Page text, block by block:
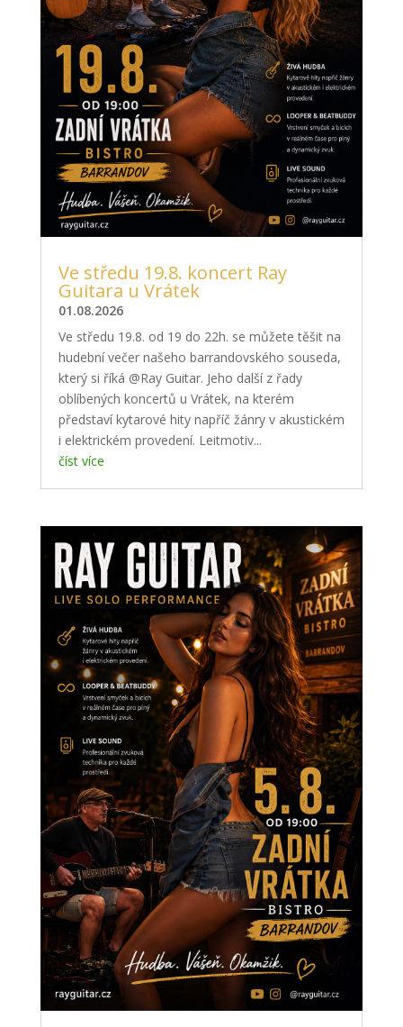
Ve středu 19.8. koncert Ray
Guitara u Vrátek
01.08.2026
Ve středu 19.8. od 19 do 22h. se můžete těšit na
hudební večer našeho barrandovského souseda,
který si říká @Ray Guitar. Jeho další z řady
oblíbených koncertů u Vrátek, na kterém
představí kytarové hity napříč žánry v akustickém
i elektrickém provedení. Leitmotiv...
číst více